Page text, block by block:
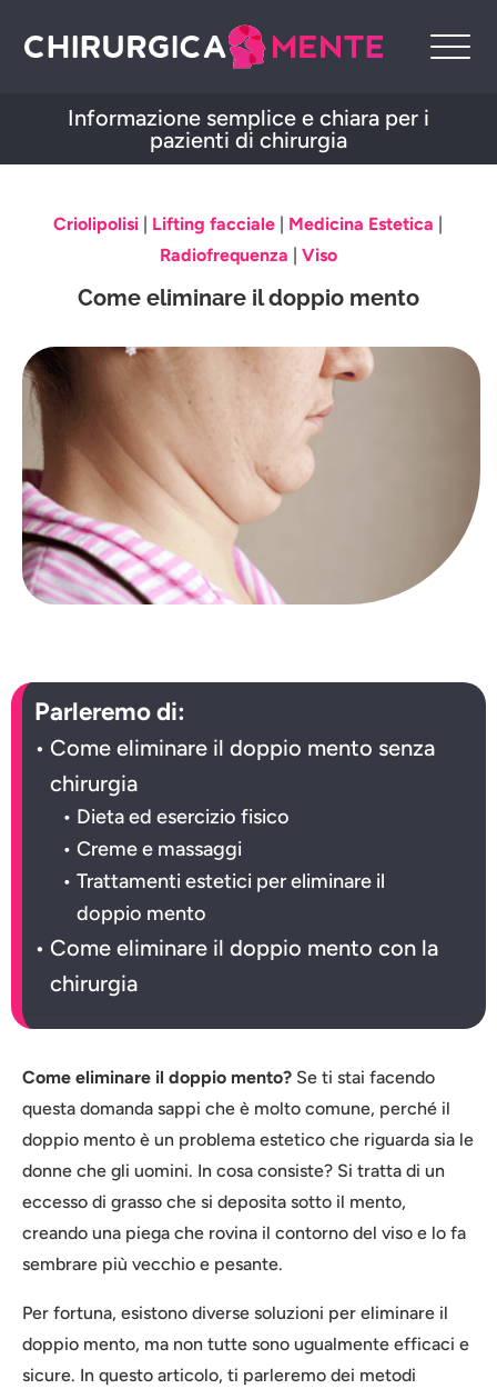
Informazione semplice e chiara per i
pazienti di chirurgia
Criolipolisi | Lifting facciale | Medicina Estetica |
Radiofrequenza | Viso
Come eliminare il doppio mento
Parleremo di:
Come eliminare il doppio mento senza
chirurgia
Dieta ed esercizio fisico
Creme e massaggi
Trattamenti estetici per eliminare il
doppio mento
Come eliminare il doppio mento con la
chirurgia
Come eliminare il doppio mento? Se ti stai facendo
questa domanda sappi che è molto comune, perché il
doppio mento è un problema estetico che riguarda sia le
donne che gli uomini. In cosa consiste? Si tratta di un
eccesso di grasso che si deposita sotto il mento,
creando una piega che rovina il contorno del viso e lo fa
sembrare più vecchio e pesante.
Per fortuna, esistono diverse soluzioni per eliminare il
doppio mento, ma non tutte sono ugualmente efficaci e
sicure. In questo articolo, ti parleremo dei metodi